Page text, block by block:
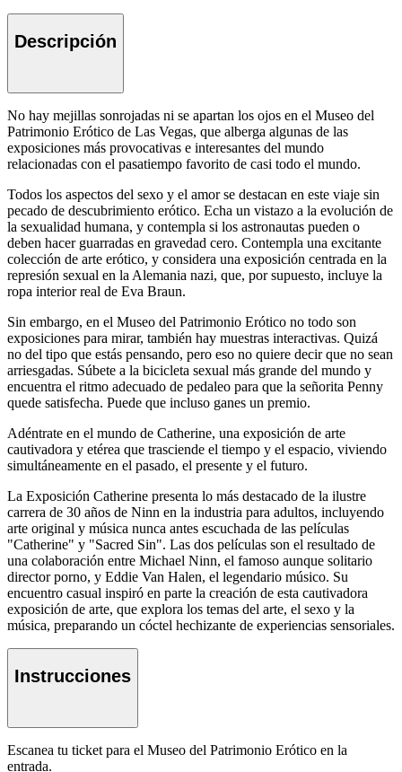
Descripción
No hay mejillas sonrojadas ni se apartan los ojos en el Museo del
Patrimonio Erótico de Las Vegas, que alberga algunas de las
exposiciones más provocativas e interesantes del mundo
relacionadas con el pasatiempo favorito de casi todo el mundo.
Todos los aspectos del sexo y el amor se destacan en este viaje sin
pecado de descubrimiento erótico. Echa un vistazo a la evolución de
la sexualidad humana, y contempla si los astronautas pueden o
deben hacer guarradas en gravedad cero. Contempla una excitante
colección de arte erótico, y considera una exposición centrada en la
represión sexual en la Alemania nazi, que, por supuesto, incluye la
ropa interior real de Eva Braun.
Sin embargo, en el Museo del Patrimonio Erótico no todo son
exposiciones para mirar, también hay muestras interactivas. Quizá
no del tipo que estás pensando, pero eso no quiere decir que no sean
arriesgadas. Súbete a la bicicleta sexual más grande del mundo y
encuentra el ritmo adecuado de pedaleo para que la señorita Penny
quede satisfecha. Puede que incluso ganes un premio.
Adéntrate en el mundo de Catherine, una exposición de arte
cautivadora y etérea que trasciende el tiempo y el espacio, viviendo
simultáneamente en el pasado, el presente y el futuro.
La Exposición Catherine presenta lo más destacado de la ilustre
carrera de 30 años de Ninn en la industria para adultos, incluyendo
arte original y música nunca antes escuchada de las películas
"Catherine" y "Sacred Sin". Las dos películas son el resultado de
una colaboración entre Michael Ninn, el famoso aunque solitario
director porno, y Eddie Van Halen, el legendario músico. Su
encuentro casual inspiró en parte la creación de esta cautivadora
exposición de arte, que explora los temas del arte, el sexo y la
música, preparando un cóctel hechizante de experiencias sensoriales.
Instrucciones
Escanea tu ticket para el Museo del Patrimonio Erótico en la
entrada.